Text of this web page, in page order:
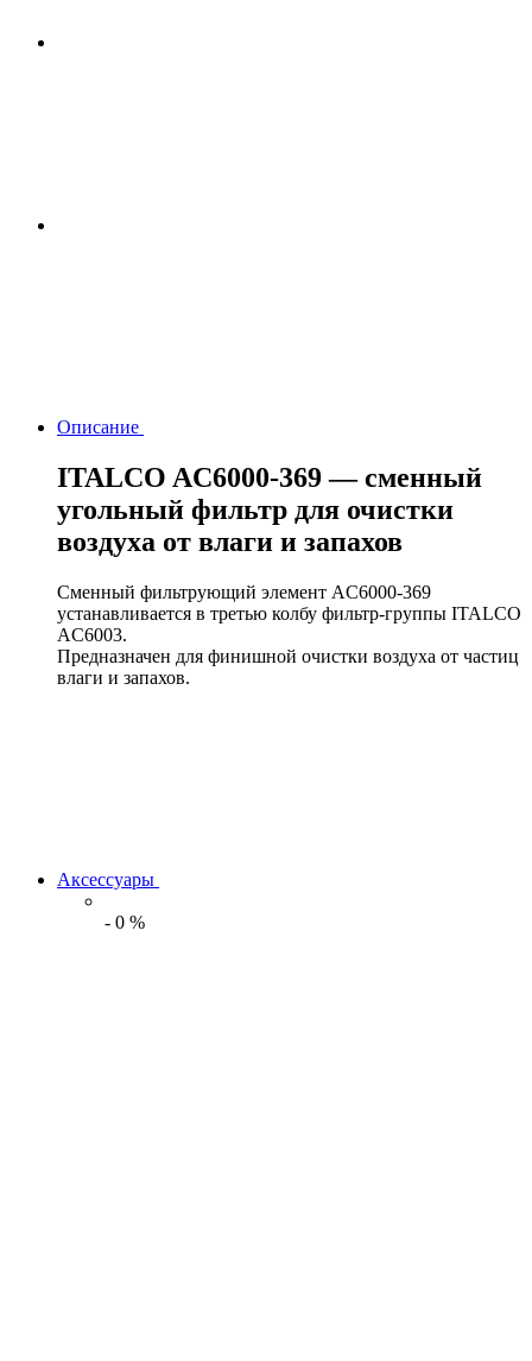
Описание
ITALCO AC6000-369 — сменный
угольный фильтр для очистки
воздуха от влаги и запахов
Сменный фильтрующий элемент AC6000-369
устанавливается в третью колбу фильтр-группы ITALCO
AC6003.
Предназначен для финишной очистки воздуха от частиц
влаги и запахов.
Аксессуары
- 0 %